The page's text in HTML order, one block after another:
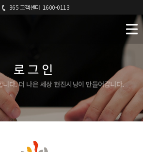
365 고객센터 1600-0113
로그인
니다. 더 나은 세상 현진시닝이 만들어갑니다.